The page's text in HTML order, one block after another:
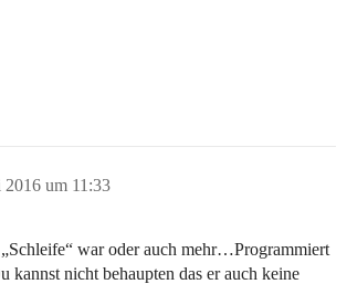
2016 um 11:33
war oder auch mehr…Programmiert
kannst nicht behaupten das er auch keine